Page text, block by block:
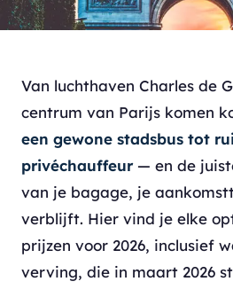
Van luchthaven Charles de
centrum van Parijs komen
een gewone stadsbus tot
privéchauffeur— en de
van je bagage, je
verblijft. Hier vind je elke
prijzen voor 2026, inclusief
verving, die in maart 2026